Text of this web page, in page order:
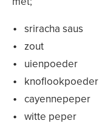
sriracha saus
zout
uienpoeder
knoflookpoeder
cayennepeper
witte peper